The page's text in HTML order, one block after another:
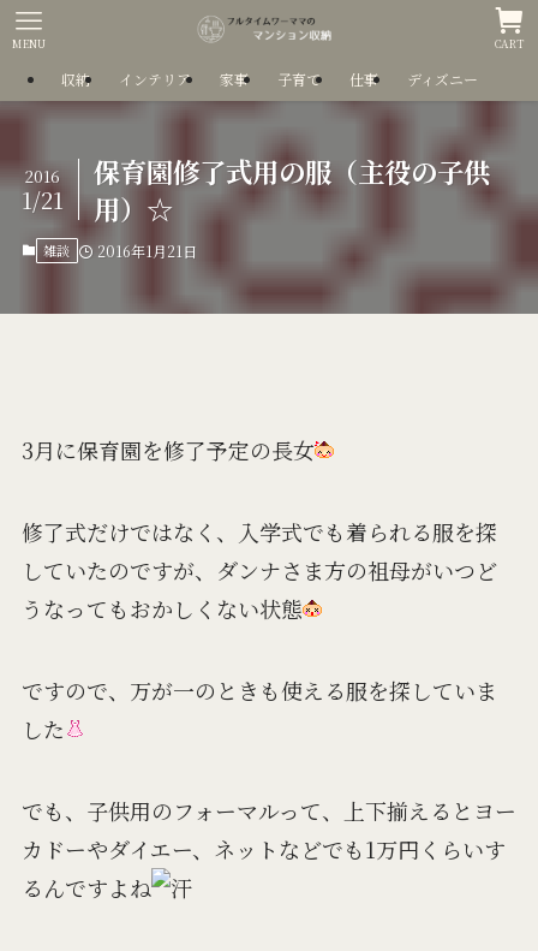
CART
MENU
収納 インテリア 家事 子育て 仕事 ディズニー
保育園修了式用の服（主役の子供
用）☆
2016
1/21
雑談 2016年1月21日
3月に保育園を修了予定の長女
修了式だけではなく、入学式でも着られる服を探
していたのですが、ダンナさま方の祖母がいつど
うなってもおかしくない状態
ですので、万が一のときも使える服を探していま
した
でも、子供用のフォーマルって、上下揃えるとヨー
カドーやダイエー、ネットなどでも1万円くらいす
るんですよね